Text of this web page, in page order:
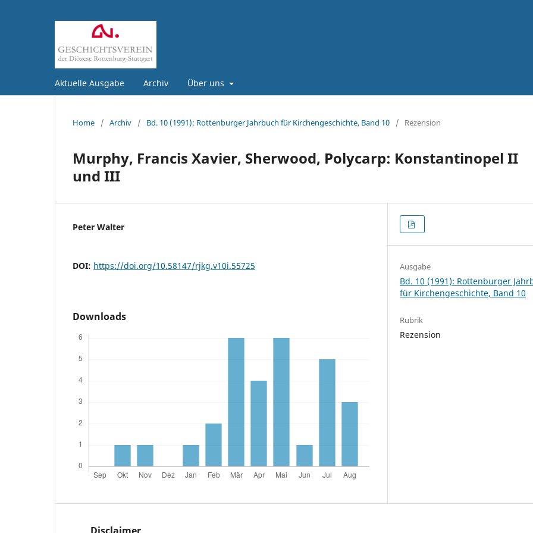
Aktuelle Ausgabe Archiv Über uns
Home / Archiv / Bd. 10 (1991): Rottenburger Jahrbuch für Kirchengeschichte, Band 10 / Rezension
Murphy, Francis Xavier, Sherwood, Polycarp: Konstantinopel II
und III
Peter Walter
DOI: https://doi.org/10.58147/rjkg.v10i.55725
Downloads
Ausgabe
Bd. 10 (1991): Rottenburger
für Kirchengeschichte, Band 10
Rubrik
Rezension